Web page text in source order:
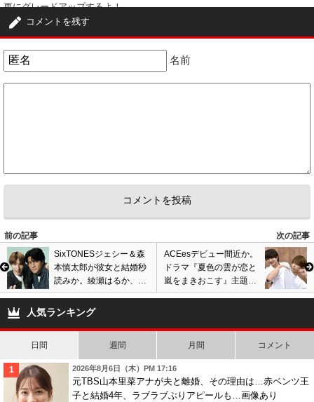
更にグレードアップするよ！
そしてかつてのフジテレビと日テレ感のあるキャスティングが定着か？
最近のテレビ朝日！何かが違うぞ！
凄いぞ〜！垢抜けたぞ〜！凄い頑張ってるぞ〜！！👏👏👏👏👏👏
目黒蓮がテレ朝なら安心出来ますよ。メンタル面も。
1 0
ID:M2JhN2NjNj
以前の勢いがあったテレ朝ならプラスだが。
0
5 匿名 ( 2026年6月3日 12:10 PM ) ID:YzBhYWExNT
元SMAP木村拓哉の場合、フジテレビがメインで TBSがサブでしたね。
SnowMan目黒蓮の場合はもしかするとTBSがメインで他局がサブというパ
ターンかもしれませんよね。
コメントを残す
名前
前の記事
次の記事
SixTONESジェシー＆森
本慎太郎が彼女と結婚秒
読みか。綾瀬はるか、森
川葵と交際継続でゴール
イン間近?
ACEesデビュー間近か。
ドラマ『夏色の雲が恋と
嵐をまきおこす』主題歌
担当、石崎ひゅーいが楽
人気ランキング
日間 週間 月間 コメント
2026年8月6日（木）PM 17:16
元TBS山本里菜アナが夫と離婚、その理由は…赤ベンツ王
子と結婚4年、ラブラブぶりアピールも…画像あり